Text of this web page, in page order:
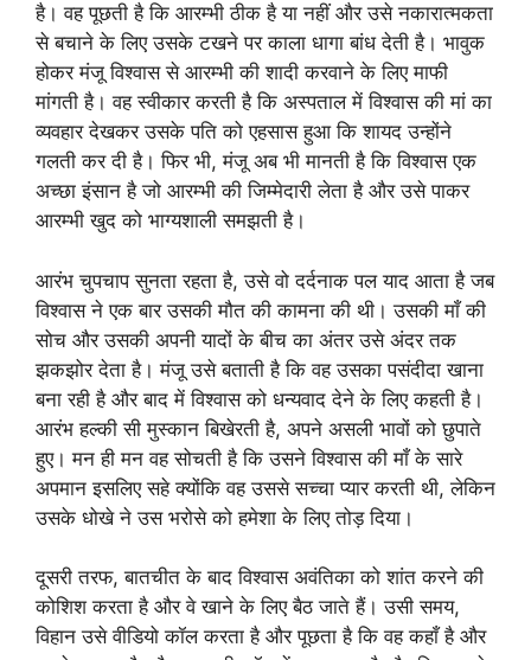
है। वह पूछती है कि आरम्भी ठीक है या नहीं और उसे नकारात्मकता
से बचाने के लिए उसके टखने पर काला धागा बांध देती है। भावुक
होकर मंजू विश्वास से आरम्भी की शादी करवाने के लिए माफी
मांगती है। वह स्वीकार करती है कि अस्पताल में विश्वास की मां का
व्यवहार देखकर उसके पति को एहसास हुआ कि शायद उन्होंने
गलती कर दी है। फिर भी, मंजू अब भी मानती है कि विश्वास एक
अच्छा इंसान है जो आरम्भी की जिम्मेदारी लेता है और उसे पाकर
आरम्भी खुद को भाग्यशाली समझती है।
आरंभ चुपचाप सुनता रहता है, उसे वो दर्दनाक पल याद आता है जब
विश्वास ने एक बार उसकी मौत की कामना की थी। उसकी माँ की
सोच और उसकी अपनी यादों के बीच का अंतर उसे अंदर तक
झकझोर देता है। मंजू उसे बताती है कि वह उसका पसंदीदा खाना
बना रही है और बाद में विश्वास को धन्यवाद देने के लिए कहती है।
आरंभ हल्की सी मुस्कान बिखेरती है, अपने असली भावों को छुपाते
हुए। मन ही मन वह सोचती है कि उसने विश्वास की माँ के सारे
अपमान इसलिए सहे क्योंकि वह उससे सच्चा प्यार करती थी, लेकिन
उसके धोखे ने उस भरोसे को हमेशा के लिए तोड़ दिया।
दूसरी तरफ, बातचीत के बाद विश्वास अवंतिका को शांत करने की
कोशिश करता है और वे खाने के लिए बैठ जाते हैं। उसी समय,
विहान उसे वीडियो कॉल करता है और पूछता है कि वह कहाँ है और